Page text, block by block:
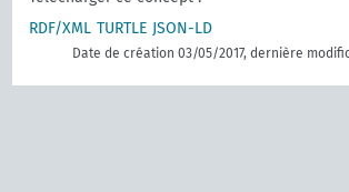
RDF/XML TURTLE JSON-LD
Date de création 03/05/2017, dernière